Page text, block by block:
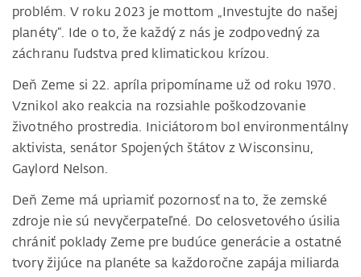
problém. V roku 2023 je mottom „Investujte do našej
planéty“. Ide o to, že každý z nás je zodpovedný za
záchranu ľudstva pred klimatickou krízou.
Deň Zeme si 22. apríla pripomíname už od roku 1970.
Vznikol ako reakcia na rozsiahle poškodzovanie
životného prostredia. Iniciátorom bol environmentálny
aktivista, senátor Spojených štátov z Wisconsinu,
Gaylord Nelson.
Deň Zeme má upriamiť pozornosť na to, že zemské
zdroje nie sú nevyčerpateľné. Do celosvetového úsilia
chrániť poklady Zeme pre budúce generácie a ostatné
tvory žijúce na planéte sa každoročne zapája miliarda